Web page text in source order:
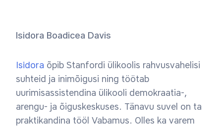
Isidora Boadicea Davis
Isidora õpib Stanfordi ülikoolis rahvusvahelisi
suhteid ja inimõigusi ning töötab
uurimisassistendina ülikooli demokraatia-,
arengu- ja õiguskeskuses. Tänavu suvel on ta
praktikandina tööl Vabamus. Olles ka varem